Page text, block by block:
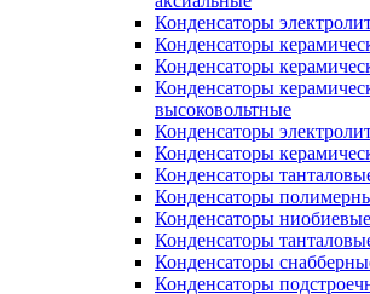
Конденсаторы
Конденсаторы
Конденсаторы
Конденсаторы
высоковольтные
Конденсаторы
Конденсаторы
Конденсаторы
Конденсаторы
Конденсаторы ниобиевые
Конденсаторы
Конденсаторы
Конденсаторы